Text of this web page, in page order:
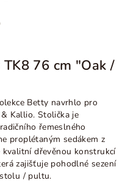
76 cm "Oak /
Betty navrhlo pro
Kallio. Stolička je
řemeslného
proplétaným sedákem z
dřevěnou konstrukcí
zajišťuje pohodlné sezení
/ pultu.